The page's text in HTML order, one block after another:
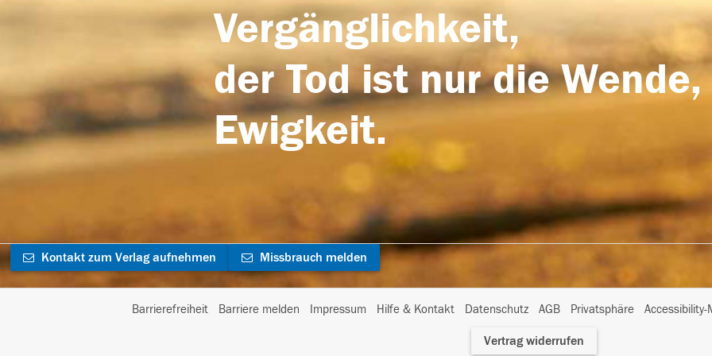
Vergänglichkeit,
der Tod ist nur die
Ewigkeit.
Kontakt zum Verlag aufnehmen Missbrauch melden
Barrierefreiheit Barriere melden Impressum Hilfe & Kontakt Datenschutz AGB Privatsphäre
I
Vertrag widerrufen